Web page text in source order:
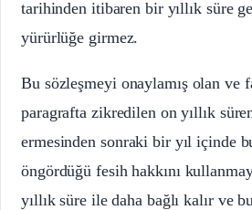
tarihinden itibaren bir yıllık süre
yürürlüğe girmez.
Bu sözleşmeyi onaylamış olan ve
paragrafta zikredilen on yıllık
ermesinden sonraki bir yıl içinde
öngördüğü fesih hakkını
yıllık süre ile daha bağlı kalır ve